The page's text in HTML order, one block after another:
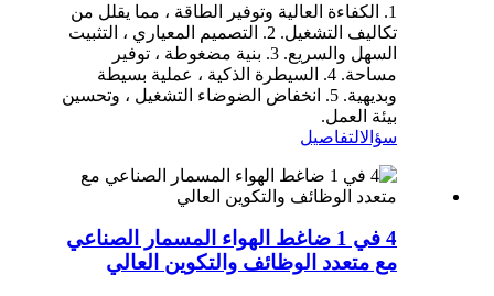
1. الكفاءة العالية وتوفير الطاقة ، مما يقلل من
تكاليف التشغيل. 2. التصميم المعياري ، التثبيت
السهل والسريع. 3. بنية مضغوطة ، توفير
مساحة. 4. السيطرة الذكية ، عملية بسيطة
وبديهية. 5. انخفاض الضوضاء التشغيل ، وتحسين
بيئة العمل.
سؤالالتفاصيل
4 في 1 ضاغط الهواء المسمار الصناعي
مع متعدد الوظائف والتكوين العالي